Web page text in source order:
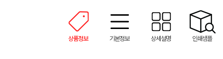
상품정보 기본정보 상세설명 인쇄샘플